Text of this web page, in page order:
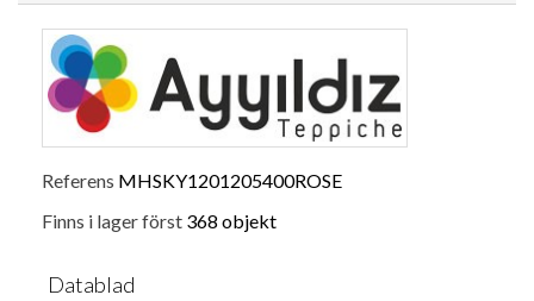
Referens MHSKY1201205400ROSE
Finns i lager först 368 objekt
Datablad